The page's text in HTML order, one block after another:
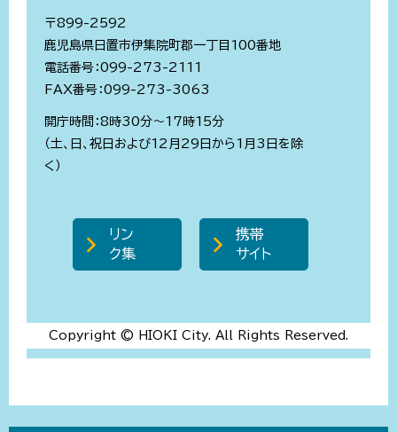
〒899-2592
鹿児島県日置市伊集院町郡一丁目100番地
電話番号：099-273-2111
FAX番号：099-273-3063
開庁時間：8時30分～17時15分
（土、日、祝日および12月29日から1月3日を除
く）
リン
ク集
携帯
サイト
Copyright © HIOKI City. All Rights Reserved.